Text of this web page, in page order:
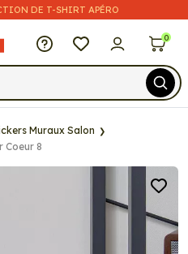
DE T-SHIRT APÉRO
MPA Déco 0
Muraux Salon
Coeur 8